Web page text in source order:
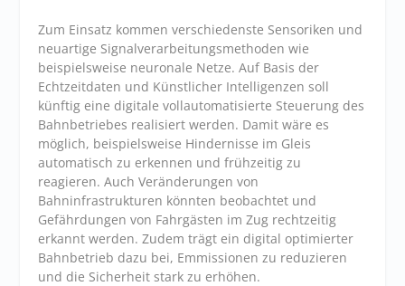
Zum Einsatz kommen verschiedenste Sensoriken und
neuartige Signalverarbeitungsmethoden wie
beispielsweise neuronale Netze. Auf Basis der
Echtzeitdaten und Künstlicher Intelligenzen soll
künftig eine digitale vollautomatisierte Steuerung des
Bahnbetriebes realisiert werden. Damit wäre es
möglich, beispielsweise Hindernisse im Gleis
automatisch zu erkennen und frühzeitig zu
reagieren. Auch Veränderungen von
Bahninfrastrukturen könnten beobachtet und
Gefährdungen von Fahrgästen im Zug rechtzeitig
erkannt werden. Zudem trägt ein digital optimierter
Bahnbetrieb dazu bei, Emmissionen zu reduzieren
und die Sicherheit stark zu erhöhen.